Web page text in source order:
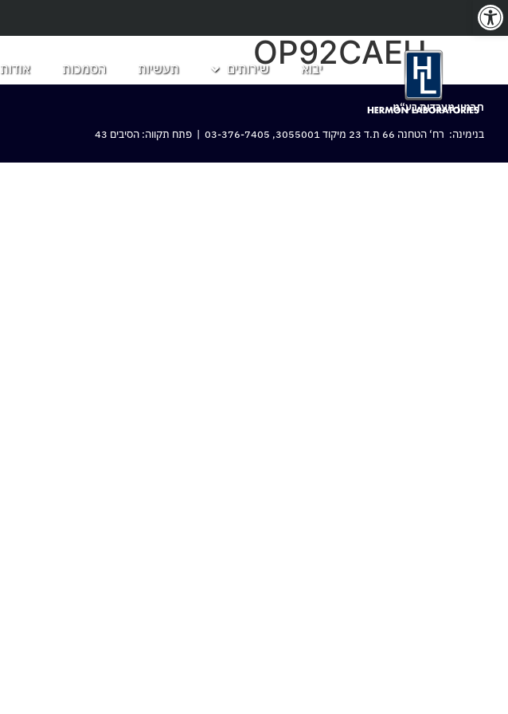
יבוא שירותים תעשיות הסמכות אודות OP92CAEH
חרמון מעבדות בע“מ
בנימינה: רח‘ הטחנה 66 ת.ד 23 מיקוד 3055001,
03-376-7405 | פתח תקווה: הסיבים 43